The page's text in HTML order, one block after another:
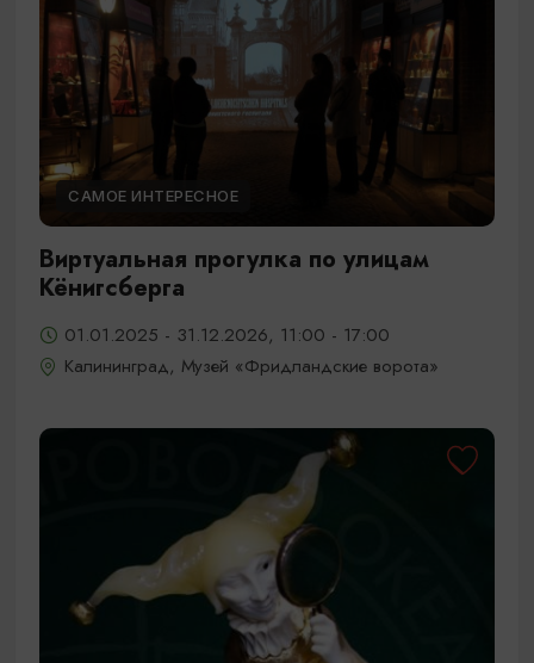
САМОЕ ИНТЕРЕСНОЕ
Виртуальная прогулка по улицам
Кёнигсберга
01.01.2025 - 31.12.2026, 11:00 - 17:00
Калининград, Музей «Фридландские ворота»